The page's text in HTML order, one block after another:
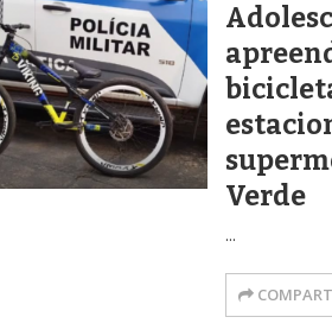
Verde
...